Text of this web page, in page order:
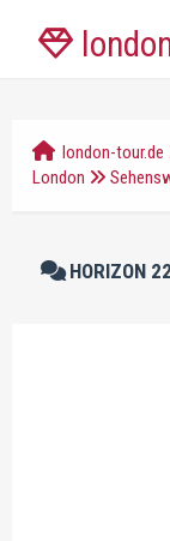
london-tour.de
London
HORIZON 22